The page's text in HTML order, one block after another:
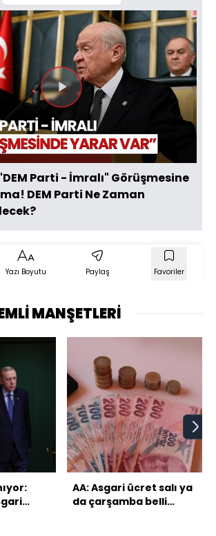
Videoyu
Oynat
Parti - İmralı" Görüşmesine
DEM Parti Ne Zaman
Yazı Boyutu Paylaş Favoriler
MANŞETLERİ
AA: Asgari ücret salı ya
da çarşamba belli